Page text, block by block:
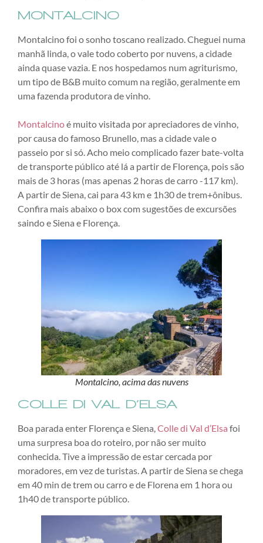
MONTALCINO
Montalcino foi o sonho toscano realizado. Cheguei numa
manhã linda, o vale todo coberto por nuvens, a cidade
ainda quase vazia. E nos hospedamos num agriturismo,
um tipo de B&B muito comum na região, geralmente em
uma fazenda produtora de vinho.
Montalcinoé muito visitada por apreciadores de vinho,
por causa do famoso Brunello, mas a cidade vale o
passeio por si só. Acho meio complicado fazer bate-volta
de transporte público até lá a partir de Florença, pois são
mais de 3 horas (mas apenas 2 horas de carro -117 km).
A partir de Siena, cai para 43 km e 1h30 de trem+ônibus.
Confira mais abaixo o box com sugestões de excursões
saindo e Siena e Florença.
Montalcino, acima das nuvens
COLLE DI VAL D’ELSA
Boa parada enter Florença e Siena,Colle di Val d’Elsa foi
uma surpresa boa do roteiro, por não ser muito
conhecida. Tive a impressão de estar cercada por
moradores, em vez de turistas. A partir de Siena se chega
em 40 min de trem ou carro e de Florena em 1 hora ou
1h40 de transporte público.